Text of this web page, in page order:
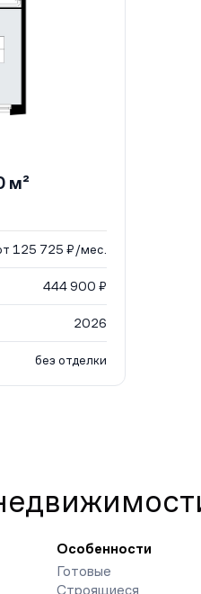
м²
125 725 ₽/мес.
444 900 ₽
2026
без отделки
Особенности
Готовые
Строящиеся